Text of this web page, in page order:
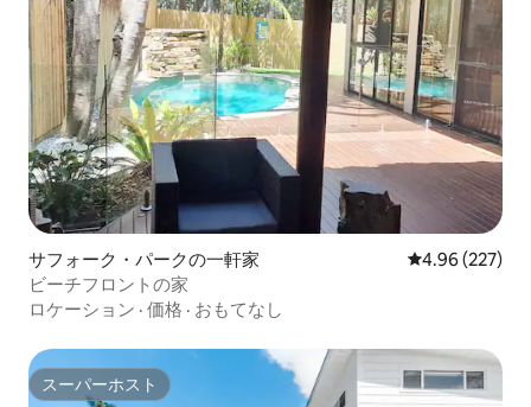
サフォーク・パークの一軒家 レビュー227
4.96 (227)
ビーチフロントの家
ロケーション · 価格 · おもてなし
スーパーホスト
スーパーホスト